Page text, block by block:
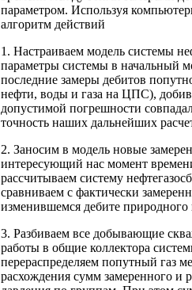
параметром. Используя
алгоритм действий
1. Настраиваем модель системы
параметры системы в начальный
последние замеры дебитов
нефти, воды и газа на ЦПС),
допустимой погрешности
точность наших дальнейших
2. Заносим в модель новые
интересующий нас момент
рассчитываем систему
сравниваем с фактически
изменившемся дебите природного
3. Разбиваем все добывающие
работы в общие коллектора
перераспределяем попутный газ
расхождения сумм замеренного и